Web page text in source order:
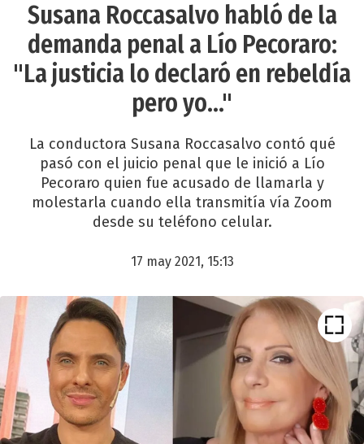
Susana Roccasalvo habló de la
demanda penal a Lío Pecoraro:
"La justicia lo declaró en rebeldía
pero yo..."
La conductora Susana Roccasalvo contó qué
pasó con el juicio penal que le inició a Lío
Pecoraro quien fue acusado de llamarla y
molestarla cuando ella transmitía vía Zoom
desde su teléfono celular.
17 may 2021, 15:13